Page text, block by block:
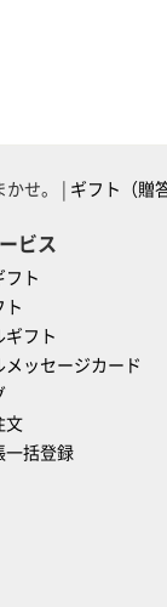
せ。 | ギフト（贈
ビス
フト
ト
ギフト
メッセージカード
文
一括登録